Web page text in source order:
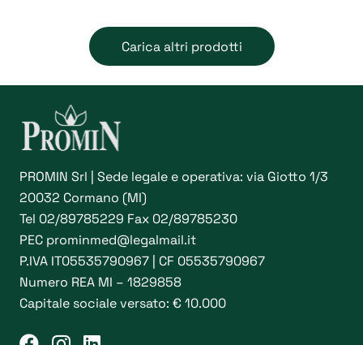
possono
prodotto
Carica altri prodotti
PROMIN Srl | Sede legale e operativa: via Giotto 1/3
20032 Cormano (MI)
Tel 02/89785229 Fax 02/89785230
PEC prominmed@legalmail.it
P.IVA IT05535790967 | CF 05535790967
Numero REA MI – 1829858
Capitale sociale versato: € 10.000